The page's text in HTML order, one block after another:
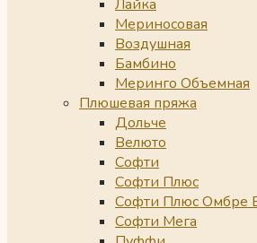
Лайка
Мериносовая
Воздушная
Бамбино
Меринго Объемная
Плюшевая пряжа
Дольче
Велюто
Софти
Софти Плюс
Софти Плюс Омбре
Софти Мега